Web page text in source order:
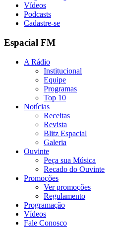
Vídeos
Podcasts
Cadastre-se
Espacial FM
A Rádio
Institucional
Equipe
Programas
Top 10
Notícias
Receitas
Revista
Blitz Espacial
Galeria
Ouvinte
Peça sua Música
Recado do Ouvinte
Promoções
Ver promoções
Regulamento
Programação
Vídeos
Fale Conosco